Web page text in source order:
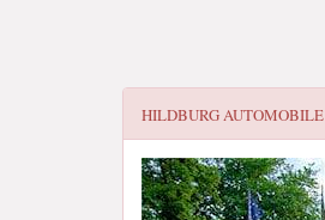
HILDBURG AUTOMOBILE